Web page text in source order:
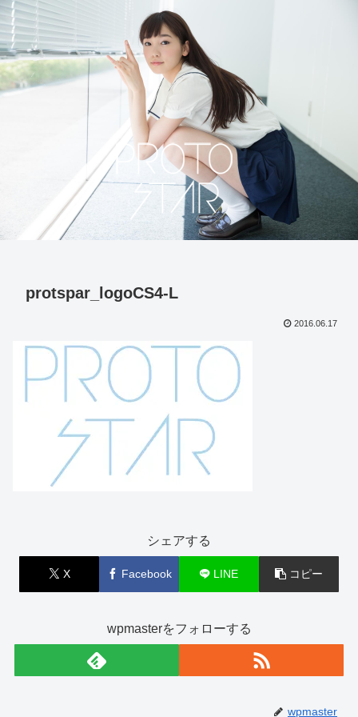
protspar_logoCS4-L
2016.06.17
シェアする
X Facebook LINE コピー
wpmasterをフォローする
wpmaster